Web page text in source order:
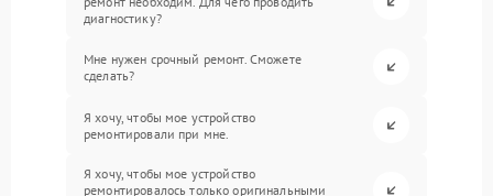
диагностику?
Мне нужен срочный ремонт. Сможете
сделать?
Я хочу, чтобы мое устройство
ремонтировали при мне.
Я хочу, чтобы мое устройство
ремонтировалось только оригинальными